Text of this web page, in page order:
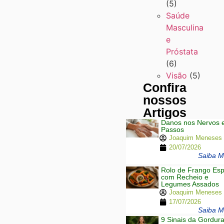
(5)
Saúde
Masculina
e
Próstata
(6)
Visão (5)
Confira
nossos
Artigos
Danos nos Nervos
Passos
Joaquim Meneses
20/07/2026
Saiba
Rolo de Frango
com Recheio e
Legumes Assados
Joaquim Meneses
17/07/2026
Saiba
9 Sinais da